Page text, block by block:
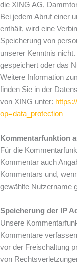
die XING AG,
Bei jedem Abruf einer
enthält, wird eine
Speicherung von
unserer Kenntnis
gespeichert oder das
Weitere Information
finden Sie in der
von XING unter:
op=data_protection
Kommentarfunktion
Für die
Kommentar auch
Kommentars und,
gewählte Nutzername
Speicherung der IP
Unsere
Kommentare
vor der Freischaltung
von